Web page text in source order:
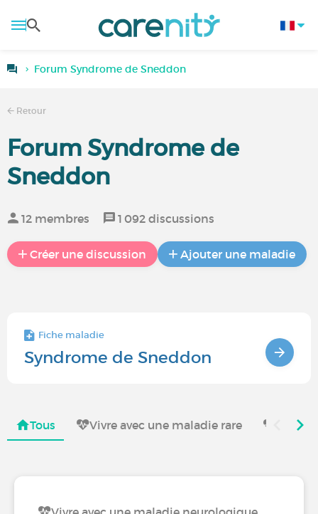
Forum Syndrome de Sneddon
Retour
Forum Syndrome de
Sneddon
12 membres 1 092 discussions
Créer une discussion Ajouter une maladie
Fiche maladie
Syndrome de Sneddon
Tous Vivre avec une maladie rare Vivre